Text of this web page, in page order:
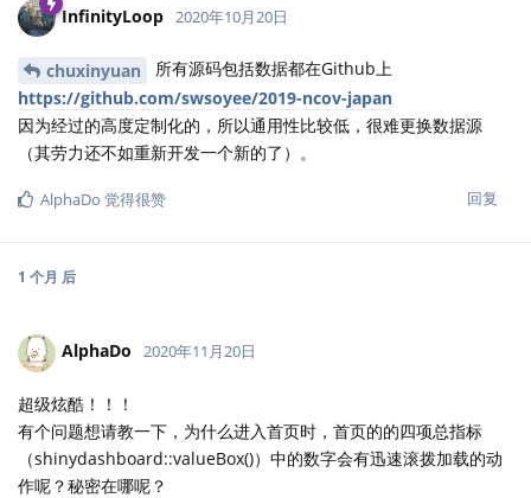
InfinityLoop 2020年10月20日
chuxinyuan
所有源码包括数据都在Github上
https://github.com/swsoyee/2019-ncov-japan
因为经过的高度定制化的，所以通用性比较低，很难更换数据源
（其劳力还不如重新开发一个新的了）。
回复
AlphaDo 觉得很赞
1 个月 后
AlphaDo 2020年11月20日
超级炫酷！！！
有个问题想请教一下，为什么进入首页时，首页的的四项总指标
（shinydashboard::valueBox()）中的数字会有迅速滚拨加载的动
作呢？秘密在哪呢？